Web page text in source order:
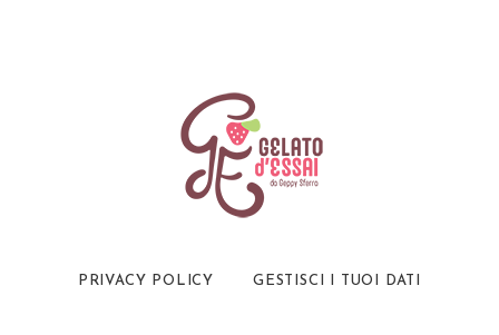
PRIVACY POLICY GESTISCI I TUOI DATI